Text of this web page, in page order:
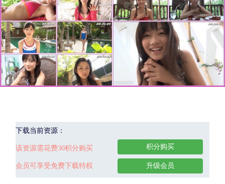
下载当前资源：
该资源需花费30积分购买
会员可享受免费下载特权
积分购买
升级会员